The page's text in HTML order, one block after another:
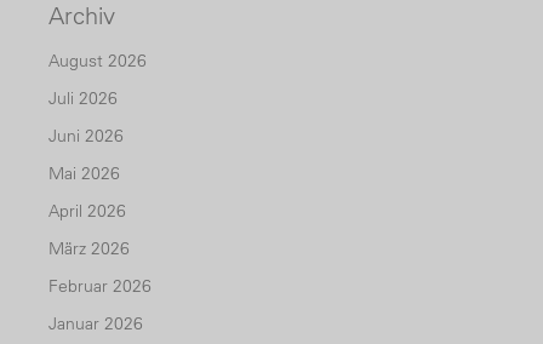
Archiv
August 2026
Juli 2026
Juni 2026
Mai 2026
April 2026
März 2026
Februar 2026
Januar 2026